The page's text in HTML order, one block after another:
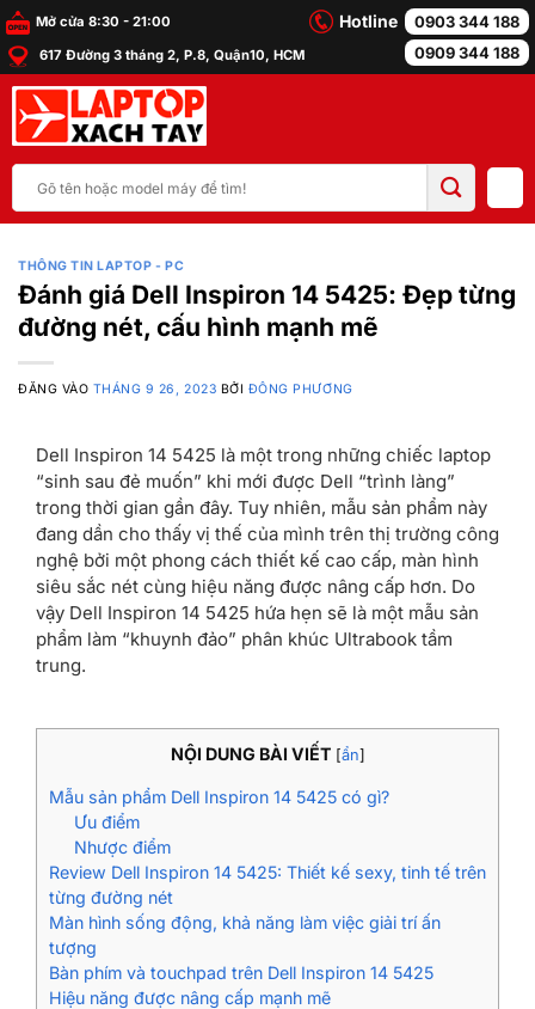
Bỏ
qua
nội
dung
Mở cửa 8:30 - 21:00
617 Đường 3 tháng 2, P.8, Quận10, HCM
Hotline
0903 344 188
0909 344 188
kiếm:
THÔNG TIN LAPTOP - PC
Đánh giá Dell Inspiron 14 5425: Đẹp từng
đường nét, cấu hình mạnh mẽ
ĐĂNG VÀO THÁNG 9 26, 2023 BỞI ĐÔNG PHƯƠNG
Dell Inspiron 14 5425 là một trong những chiếc laptop
“sinh sau đẻ muốn” khi mới được Dell “trình làng”
trong thời gian gần đây. Tuy nhiên, mẫu sản phẩm này
đang dần cho thấy vị thế của mình trên thị trường công
nghệ bởi một phong cách thiết kế cao cấp, màn hình
siêu sắc nét cùng hiệu năng được nâng cấp hơn. Do
vậy Dell Inspiron 14 5425 hứa hẹn sẽ là một mẫu sản
phẩm làm “khuynh đảo” phân khúc Ultrabook tầm
trung.
NỘI DUNG BÀI VIẾT [ẩn]
Mẫu sản phẩm Dell Inspiron 14 5425 có gì?
Ưu điểm
Nhược điểm
Review Dell Inspiron 14 5425: Thiết kế sexy, tinh tế trên
từng đường nét
Màn hình sống động, khả năng làm việc giải trí ấn
tượng
Bàn phím và touchpad trên Dell Inspiron 14 5425
Hiệu năng được nâng cấp mạnh mẽ